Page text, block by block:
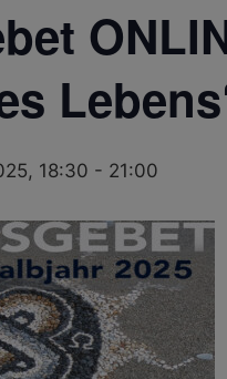
18:30 - 21:00